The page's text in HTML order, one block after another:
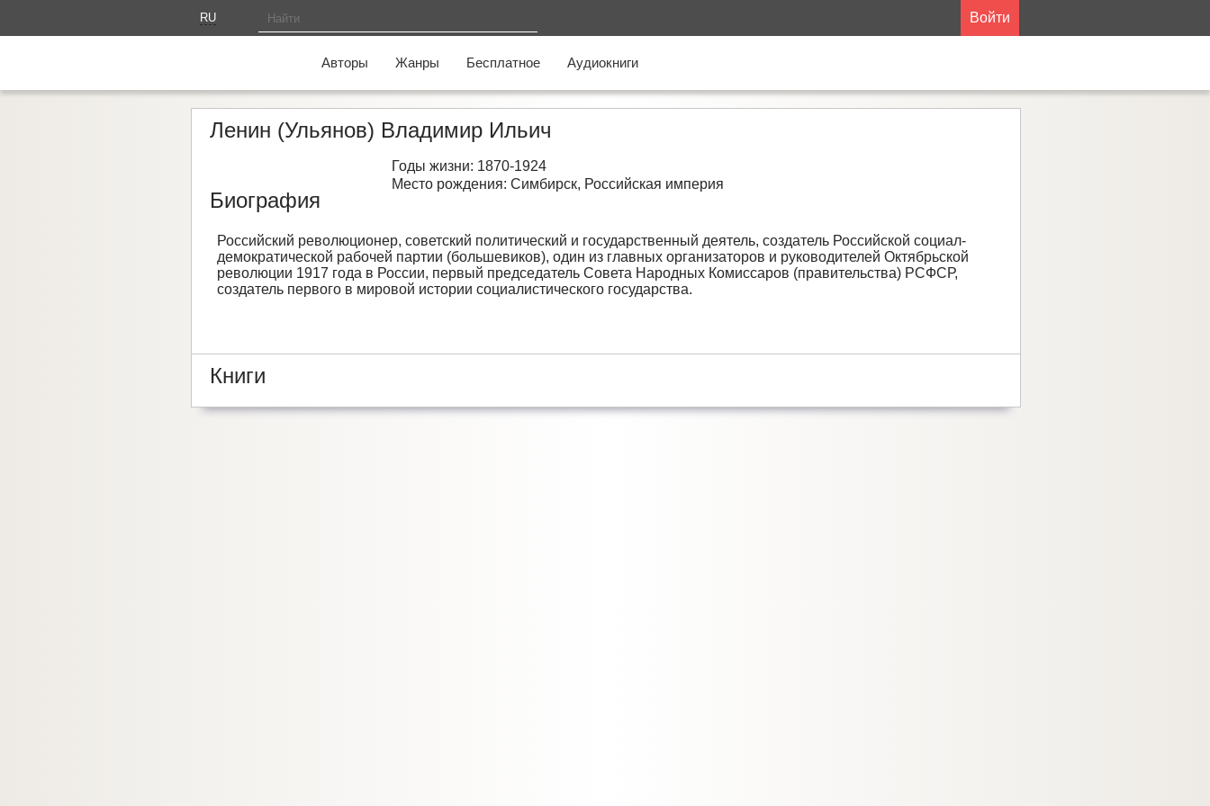
Войти
RU
Авторы Жанры Бесплатное Аудиокниги
Ленин (Ульянов) Владимир Ильич
Годы жизни: 1870-1924
Место рождения: Симбирск, Российская империя
Биография
Российский революционер, советский политический и государственный деятель, создатель Российской социал-
демократической рабочей партии (большевиков), один из главных организаторов и руководителей Октябрьской
революции 1917 года в России, первый председатель Совета Народных Комиссаров (правительства) РСФСР,
создатель первого в мировой истории социалистического государства.
Книги